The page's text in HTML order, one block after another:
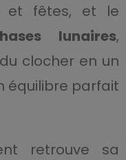
et fêtes, et le
lunaires,
clocher en un
équilibre parfait
retrouve sa